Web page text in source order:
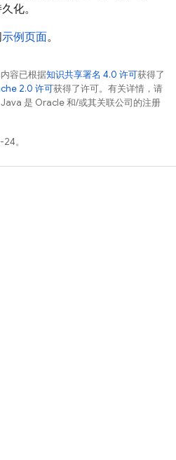
化。
示例页面。
容已根据知识共享署名 4.0 许可获得了
2.0 许可获得了许可。有关详情，请
是 Oracle 和/或其关联公司的注册
。